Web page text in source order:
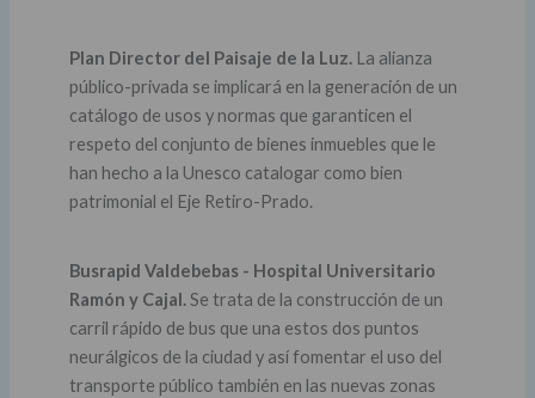
Plan Director del Paisaje de la Luz.La alianza
público-privada se implicará en la generación de un
catálogo de usos y normas que garanticen el
respeto del conjunto de bienes inmuebles que le
han hecho a la Unesco catalogar como bien
patrimonial el Eje Retiro-Prado.
Busrapid Valdebebas - Hospital Universitario
Ramón y Cajal.Se trata de la construcción de un
carril rápido de bus que una estos dos puntos
neurálgicos de la ciudad y así fomentar el uso del
transporte público también en las nuevas zonas